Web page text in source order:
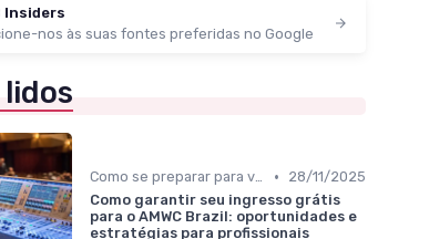
Insiders
nos às suas fontes preferidas no Google
lidos
Como se preparar para visitar um evento B2B •
28/11/2025
Como garantir seu ingresso grátis
para o AMWC Brazil: oportunidades e
estratégias para profissionais